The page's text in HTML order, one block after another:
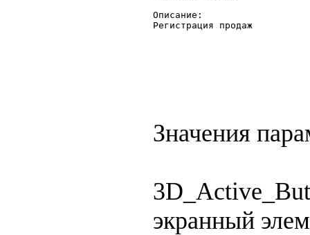
Описание:
Регистрация продаж
Значения
экранный